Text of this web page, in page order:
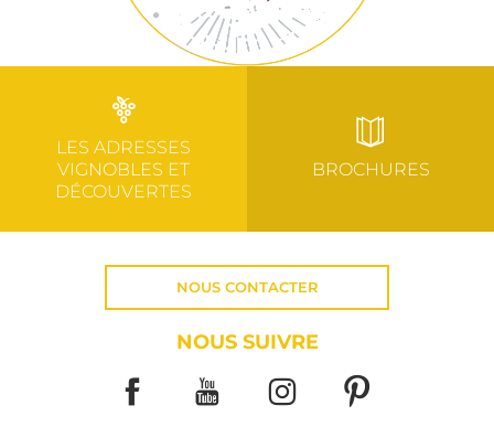
LES ADRESSES
VIGNOBLES ET
DÉCOUVERTES
BROCHURES
NOUS CONTACTER
NOUS SUIVRE